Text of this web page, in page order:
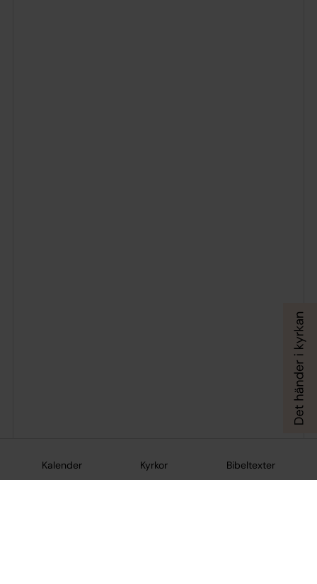
Kalender Kyrkor Bibeltexter